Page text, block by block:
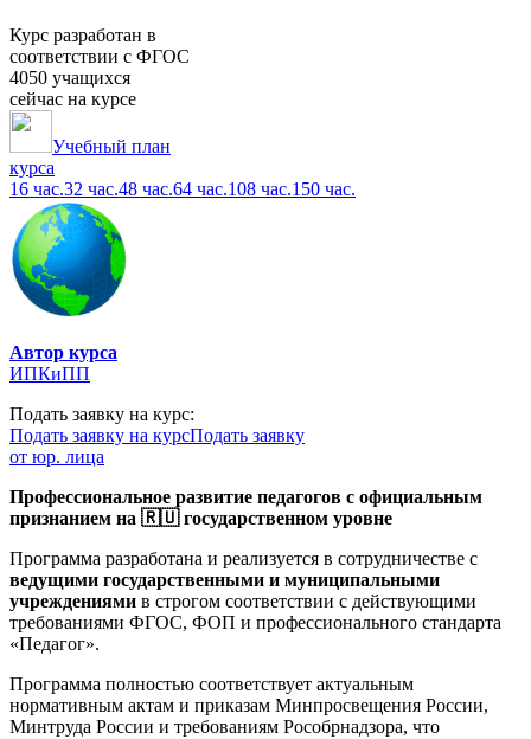
Курс разработан в
соответствии с ФГОС
4050 учащихся
сейчас на курсе
Учебный план
курса
16 час.32 час.48 час.64 час.108 час.150 час.
Автор курса
ИПКиПП
Подать заявку на курс:
Подать заявку на курсПодать заявку
от юр. лица
Профессиональное развитие педагогов с официальным
признанием на 🇷🇺 государственном уровне
Программа разработана и реализуется в сотрудничестве с
ведущими государственными и муниципальными
учреждениями в строгом соответствии с действующими
требованиями ФГОС, ФОП и профессионального стандарта
«Педагог».
Программа полностью соответствует актуальным
нормативным актам и приказам Минпросвещения России,
Минтруда России и требованиям Рособрнадзора, что